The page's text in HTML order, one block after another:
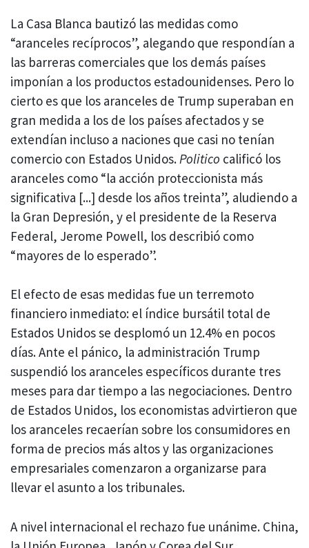
La Casa Blanca bautizó las medidas como
“aranceles recíprocos”, alegando que respondían a
las barreras comerciales que los demás países
imponían a los productos estadounidenses. Pero lo
cierto es que los aranceles de Trump superaban en
gran medida a los de los países afectados y se
extendían incluso a naciones que casi no tenían
comercio con Estados Unidos. Politico calificó los
aranceles como “la acción proteccionista más
significativa [...] desde los años treinta”, aludiendo a
la Gran Depresión, y el presidente de la Reserva
Federal, Jerome Powell, los describió como
“mayores de lo esperado”.
El efecto de esas medidas fue un terremoto
financiero inmediato: el índice bursátil total de
Estados Unidos se desplomó un 12.4% en pocos
días. Ante el pánico, la administración Trump
suspendió los aranceles específicos durante tres
meses para dar tiempo a las negociaciones. Dentro
de Estados Unidos, los economistas advirtieron que
los aranceles recaerían sobre los consumidores en
forma de precios más altos y las organizaciones
empresariales comenzaron a organizarse para
llevar el asunto a los tribunales.
A nivel internacional el rechazo fue unánime. China,